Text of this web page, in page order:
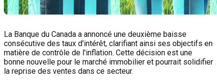
La Banque du Canada a annoncé une deuxième baisse
consécutive des taux d'intérêt, clarifiant ainsi ses objectifs en
matière de contrôle de l'inflation. Cette décision est une
bonne nouvelle pour le marché immobilier et pourrait solidifier
la reprise des ventes dans ce secteur.